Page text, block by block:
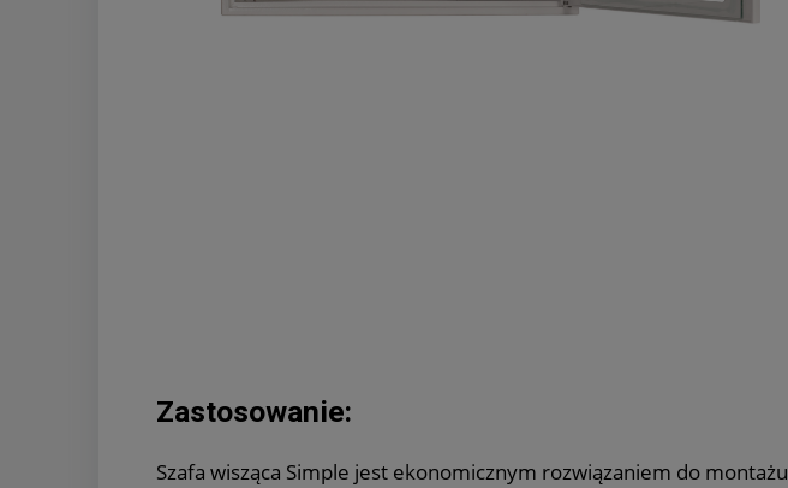
Zastosowanie:
Szafa wisząca Simple jest ekonomicznym rozwiązaniem do montażu